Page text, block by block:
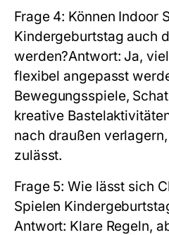
Frage 4: Können Indoor
Kindergeburtstag auch
werden?Antwort: Ja,
flexibel angepasst
Bewegungsspiele,
kreative
nach draußen
zulässt.
Frage 5: Wie lässt sich
Spielen
Antwort: Klare Regeln,